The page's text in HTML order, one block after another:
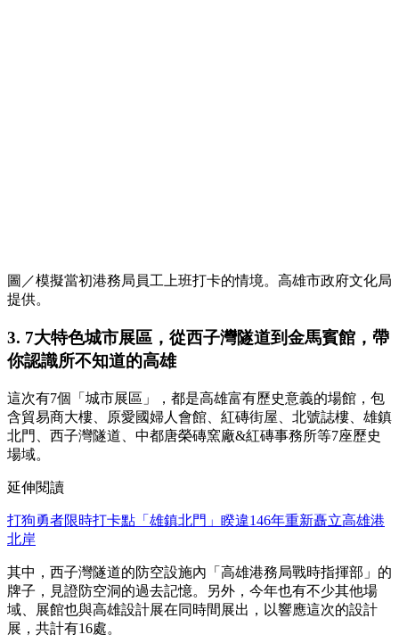
圖／模擬當初港務局員工上班打卡的情境。高雄市政府文化局
提供。
3. 7大特色城市展區，從西子灣隧道到金馬賓館，帶
你認識所不知道的高雄
這次有7個「城市展區」，都是高雄富有歷史意義的場館，包
含貿易商大樓、原愛國婦人會館、紅磚街屋、北號誌樓、雄鎮
北門、西子灣隧道、中都唐榮磚窯廠&紅磚事務所等7座歷史
場域。
延伸閱讀
打狗勇者限時打卡點「雄鎮北門」睽違146年重新矗立高雄港
北岸
其中，西子灣隧道的防空設施內「高雄港務局戰時指揮部」的
牌子，見證防空洞的過去記憶。另外，今年也有不少其他場
域、展館也與高雄設計展在同時間展出，以響應這次的設計
展，共計有16處。